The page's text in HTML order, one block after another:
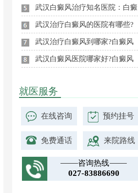
武汉白癜风治疗知名医院：白癜
武汉治疗白癜风的医院有哪些?
武汉治疗白癜风到哪家?白癜风
武汉白癜风医院哪家好?白癜风
就医服务
在线咨询 预约挂号
免费通话 来院路线
咨询热线
027-83886690